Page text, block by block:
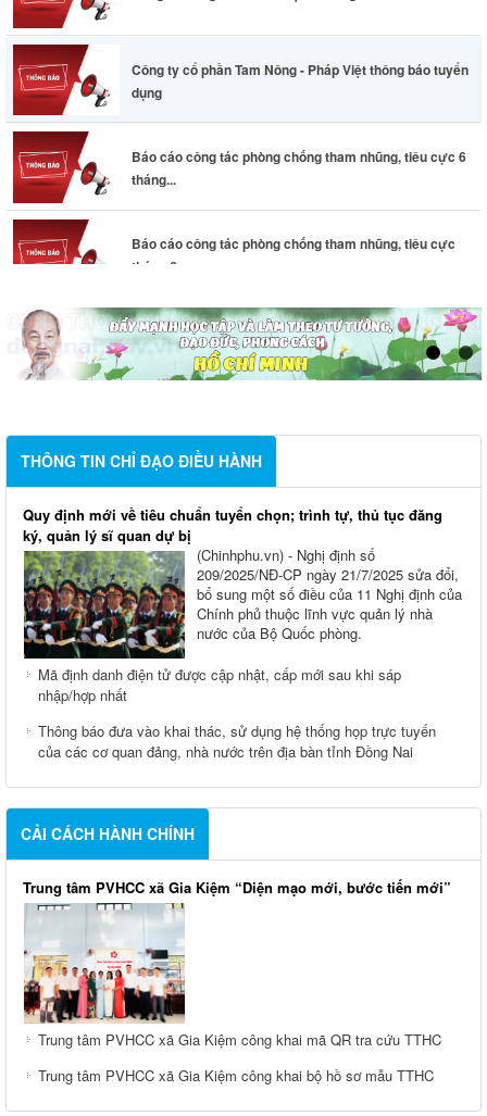
Công ty cổ phần Tam Nông - Pháp Việt thông báo tuyển
dụng
Báo cáo công tác phòng chống tham nhũng, tiêu cực 6
tháng...
Báo cáo công tác phòng chống tham nhũng, tiêu cực
tháng 6...
THÔNG TIN CHỈ ĐẠO ĐIỀU HÀNH
Quy định mới về tiêu chuẩn tuyển chọn; trình tự, thủ tục đăng
ký, quản lý sĩ quan dự bị
(Chinhphu.vn) - Nghị định số
209/2025/NĐ-CP ngày 21/7/2025 sửa đổi,
bổ sung một số điều của 11 Nghị định của
Chính phủ thuộc lĩnh vực quản lý nhà
nước của Bộ Quốc phòng.
Mã định danh điện tử được cập nhật, cấp mới sau khi sáp
nhập/hợp nhất
Thông báo đưa vào khai thác, sử dụng hệ thống họp trực tuyến
của các cơ quan đảng, nhà nước trên địa bàn tỉnh Đồng Nai
CẢI CÁCH HÀNH CHÍNH
Trung tâm PVHCC xã Gia Kiệm “Diện mạo mới, bước tiến mới”
Trung tâm PVHCC xã Gia Kiệm công khai mã QR tra cứu TTHC
Trung tâm PVHCC xã Gia Kiệm công khai bộ hồ sơ mẫu TTHC